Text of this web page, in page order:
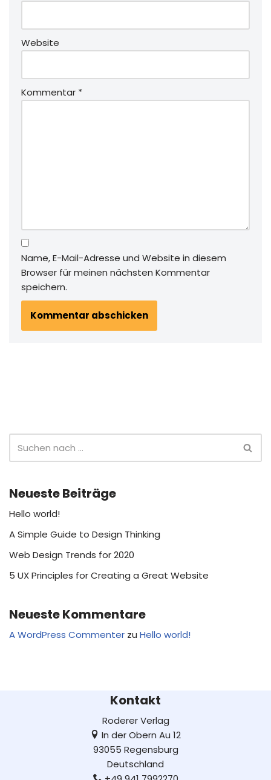
Website
Kommentar *
Name, E-Mail-Adresse und Website in diesem
Browser für meinen nächsten Kommentar
speichern.
Neueste Beiträge
Hello world!
A Simple Guide to Design Thinking
Web Design Trends for 2020
5 UX Principles for Creating a Great Website
Neueste Kommentare
A WordPress Commenter zu Hello world!
Kontakt
Roderer Verlag
In der Obern Au 12
93055 Regensburg
Deutschland